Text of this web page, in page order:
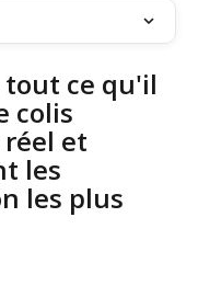
tout ce qu'il
colis
et
les
les plus